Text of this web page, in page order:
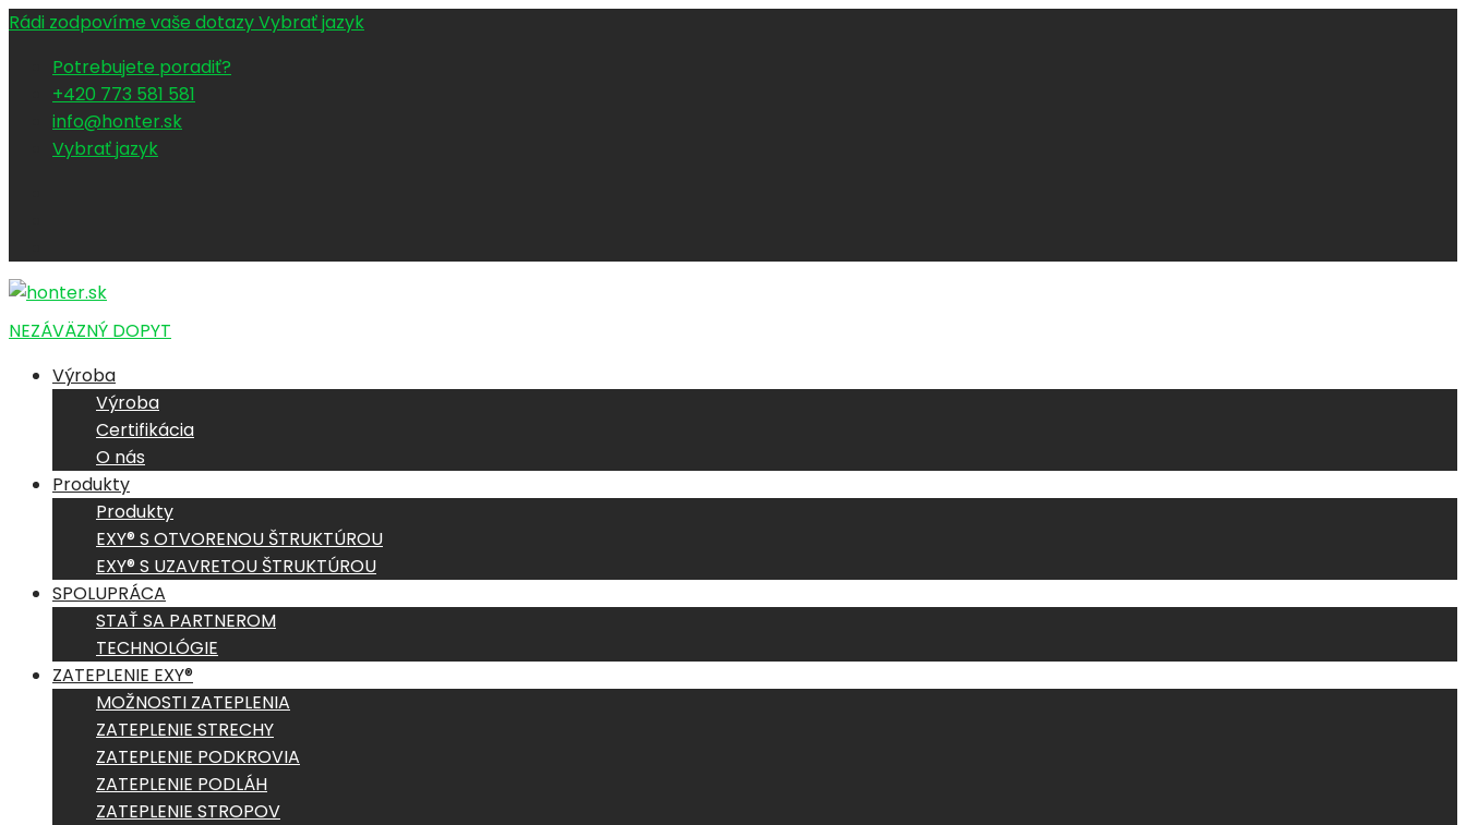
Rádi zodpovíme vaše dotazyVybrať jazyk
Potrebujete poradiť?
+420 773 581 581
info@honter.sk
Vybrať jazyk
NEZÁVÄZNÝ DOPYT
Výroba
Výroba
Certifikácia
O nás
Produkty
Produkty
EXY® S OTVORENOU ŠTRUKTÚROU
EXY® S UZAVRETOU ŠTRUKTÚROU
SPOLUPRÁCA
STAŤ SA PARTNEROM
TECHNOLÓGIE
ZATEPLENIE EXY®
MOŽNOSTI ZATEPLENIA
ZATEPLENIE STRECHY
ZATEPLENIE PODKROVIA
ZATEPLENIE PODLÁH
ZATEPLENIE STROPOV